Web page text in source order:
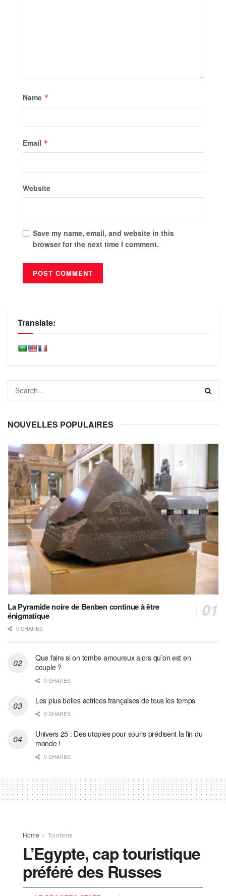
Name *
Email *
Website
Save my name, email, and website in this
browser for the next time I comment.
Translate:
NOUVELLES POPULAIRES
La Pyramide noire de Benben continue à être
énigmatique
0 SHARES
Que faire si on tombe amoureux alors qu’on est en
couple ?
0 SHARES
Les plus belles actrices françaises de tous les temps
0 SHARES
Univers 25 : Des utopies pour souris prédisent la fin du
monde !
0 SHARES
Home Tourisme
L’Egypte, cap touristique
préféré des Russes